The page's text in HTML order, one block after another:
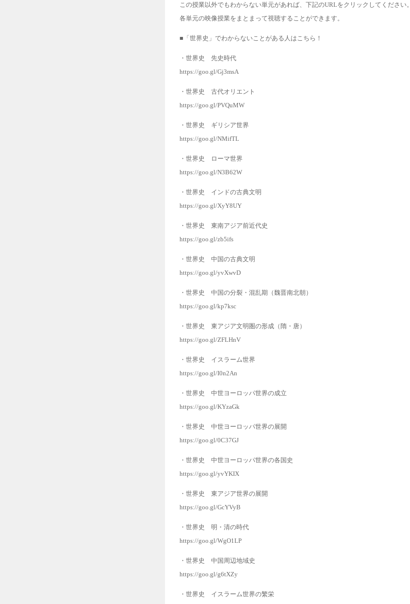
この授業以外でもわからない単元があれば、下記のURLをクリックしてください。
各単元の映像授業をまとまって視聴することができます。
■「世界史」でわからないことがある人はこちら！
・世界史 先史時代
https://goo.gl/Gj3msA
・世界史 古代オリエント
https://goo.gl/PVQuMW
・世界史 ギリシア世界
https://goo.gl/NMifTL
・世界史 ローマ世界
https://goo.gl/N3B62W
・世界史 インドの古典文明
https://goo.gl/XyY8UY
・世界史 東南アジア前近代史
https://goo.gl/zb5ifs
・世界史 中国の古典文明
https://goo.gl/yvXwvD
・世界史 中国の分裂・混乱期（魏晋南北朝）
https://goo.gl/kp7ksc
・世界史 東アジア文明圏の形成（隋・唐）
https://goo.gl/ZFLHnV
・世界史 イスラーム世界
https://goo.gl/I0n2An
・世界史 中世ヨーロッパ世界の成立
https://goo.gl/KYzaGk
・世界史 中世ヨーロッパ世界の展開
https://goo.gl/0C37GJ
・世界史 中世ヨーロッパ世界の各国史
https://goo.gl/yvYKIX
・世界史 東アジア世界の展開
https://goo.gl/GcYVyB
・世界史 明・清の時代
https://goo.gl/WgO1LP
・世界史 中国周辺地域史
https://goo.gl/g6tXZy
・世界史 イスラーム世界の繁栄